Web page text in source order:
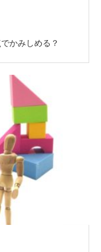
かみしめる？